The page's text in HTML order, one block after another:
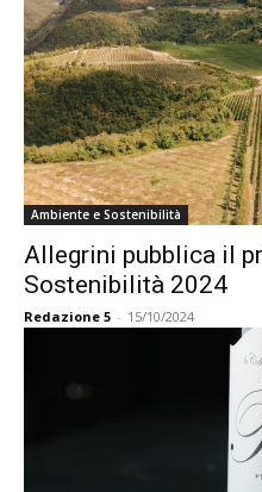
Ambiente e Sostenibilità
Allegrini pubblica il
Sostenibilità 2024
Redazione 5 - 15/10/2024